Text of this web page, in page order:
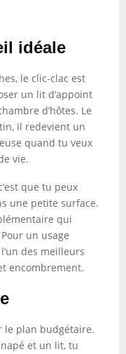
idéale
le clic-clac est
un lit d’appoint
d’hôtes. Le
il redevient un
quand tu veux
vie.
que tu peux
une petite surface.
qui
un usage
des meilleurs
encombrement.
le plan budgétaire.
et un lit, tu